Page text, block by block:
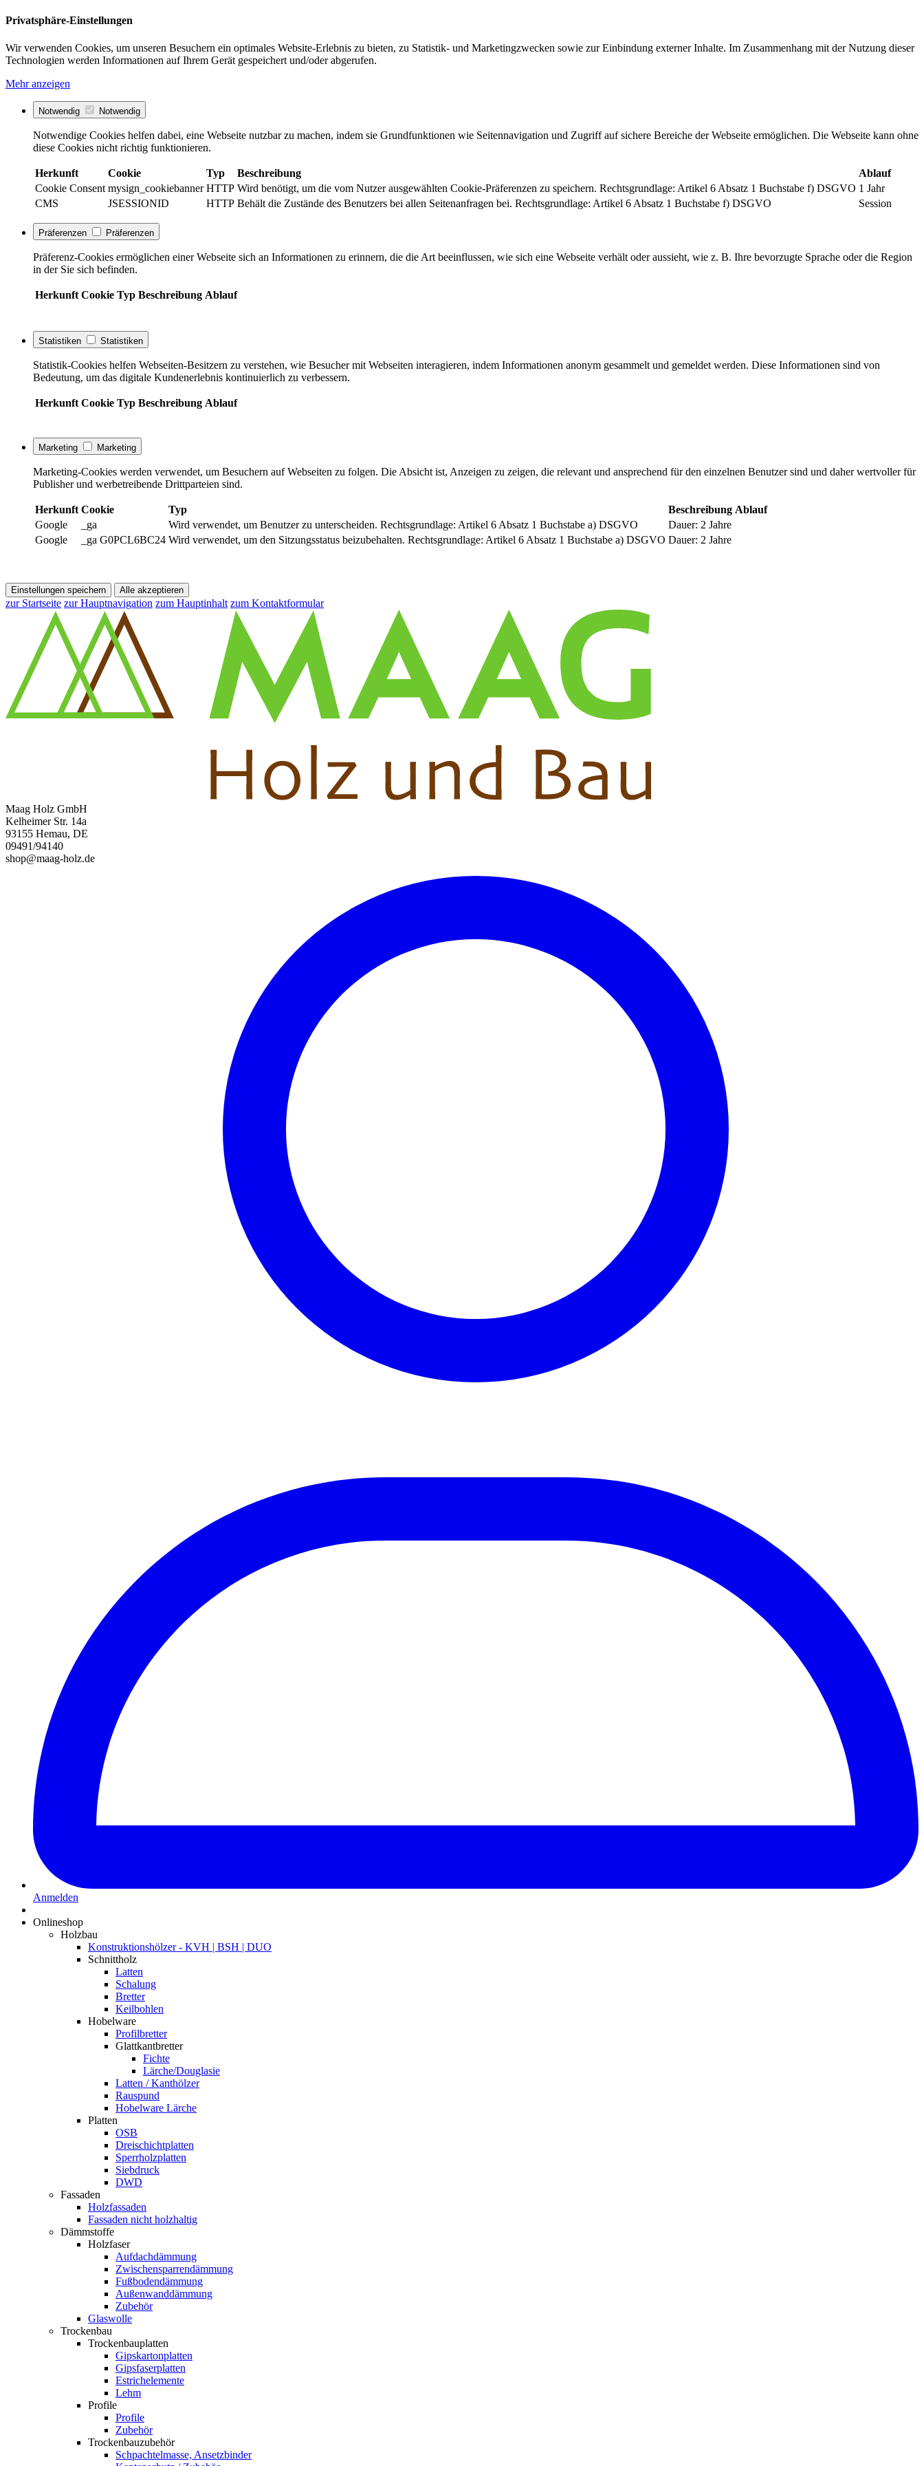
Privatsphäre-Einstellungen
Wir verwenden Cookies, um unseren Besuchern ein optimales Website-Erlebnis zu bieten, zu Statistik- und Marketingzwecken sowie zur Einbindung externer Inhalte. Im Zusammenhang mit der Nutzung dieser
Technologien werden Informationen auf Ihrem Gerät gespeichert und/oder abgerufen.
Mehr anzeigen
Notwendig Notwendig
Notwendige Cookies helfen dabei, eine Webseite nutzbar zu machen, indem sie Grundfunktionen wie Seitennavigation und Zugriff auf sichere Bereiche der Webseite ermöglichen. Die Webseite kann ohne
diese Cookies nicht richtig funktionieren.
Herkunft Cookie Typ Beschreibung
Ablauf
Cookie Consent mysign_cookiebanner HTTP Wird benötigt, um die vom Nutzer ausgewählten Cookie-Präferenzen zu speichern. Rechtsgrundlage: Artikel 6 Absatz 1 Buchstabe f) DSGVO 1 Jahr
CMS
JSESSIONID HTTP Behält die Zustände des Benutzers bei allen Seitenanfragen bei. Rechtsgrundlage: Artikel 6 Absatz 1 Buchstabe f) DSGVO Session
Präferenzen Präferenzen
Präferenz-Cookies ermöglichen einer Webseite sich an Informationen zu erinnern, die die Art beeinflussen, wie sich eine Webseite verhält oder aussieht, wie z. B. Ihre bevorzugte Sprache oder die Region
in der Sie sich befinden.
Herkunft Cookie Typ Beschreibung Ablauf
Statistiken Statistiken
Statistik-Cookies helfen Webseiten-Besitzern zu verstehen, wie Besucher mit Webseiten interagieren, indem Informationen anonym gesammelt und gemeldet werden. Diese Informationen sind von
Bedeutung, um das digitale Kundenerlebnis kontinuierlich zu verbessern.
Herkunft Cookie Typ Beschreibung Ablauf
Marketing Marketing
Marketing-Cookies werden verwendet, um Besuchern auf Webseiten zu folgen. Die Absicht ist, Anzeigen zu zeigen, die relevant und ansprechend für den einzelnen Benutzer sind und daher wertvoller für
Publisher und werbetreibende Drittparteien sind.
Herkunft Cookie Typ Beschreibung Ablauf
Google
_ga Wird verwendet, um Benutzer zu unterscheiden. Rechtsgrundlage: Artikel 6 Absatz 1 Buchstabe a) DSGVO
Dauer: 2 Jahre
Google
_ga G0PCL6BC24 Wird verwendet, um den Sitzungsstatus beizubehalten. Rechtsgrundlage: Artikel 6 Absatz 1 Buchstabe a) DSGVO Dauer: 2 Jahre
Einstellungen speichern Alle akzeptieren
zur Startseite zur Hauptnavigation zum Hauptinhalt zum Kontaktformular
Maag Holz GmbH
Kelheimer Str. 14a
93155 Hemau, DE
09491/94140
shop@maag-holz.de
Anmelden
Onlineshop
Holzbau
Konstruktionshölzer - KVH | BSH | DUO
Schnittholz
Latten
Schalung
Bretter
Keilbohlen
Hobelware
Profilbretter
Glattkantbretter
Fichte
Lärche/Douglasie
Latten / Kanthölzer
Rauspund
Hobelware Lärche
Platten
OSB
Dreischichtplatten
Sperrholzplatten
Siebdruck
DWD
Fassaden
Holzfassaden
Fassaden nicht holzhaltig
Dämmstoffe
Holzfaser
Aufdachdämmung
Zwischensparrendämmung
Fußbodendämmung
Außenwanddämmung
Zubehör
Glaswolle
Trockenbau
Trockenbauplatten
Gipskartonplatten
Gipsfaserplatten
Estrichelemente
Lehm
Profile
Profile
Zubehör
Trockenbauzubehör
Schpachtelmasse, Ansetzbinder